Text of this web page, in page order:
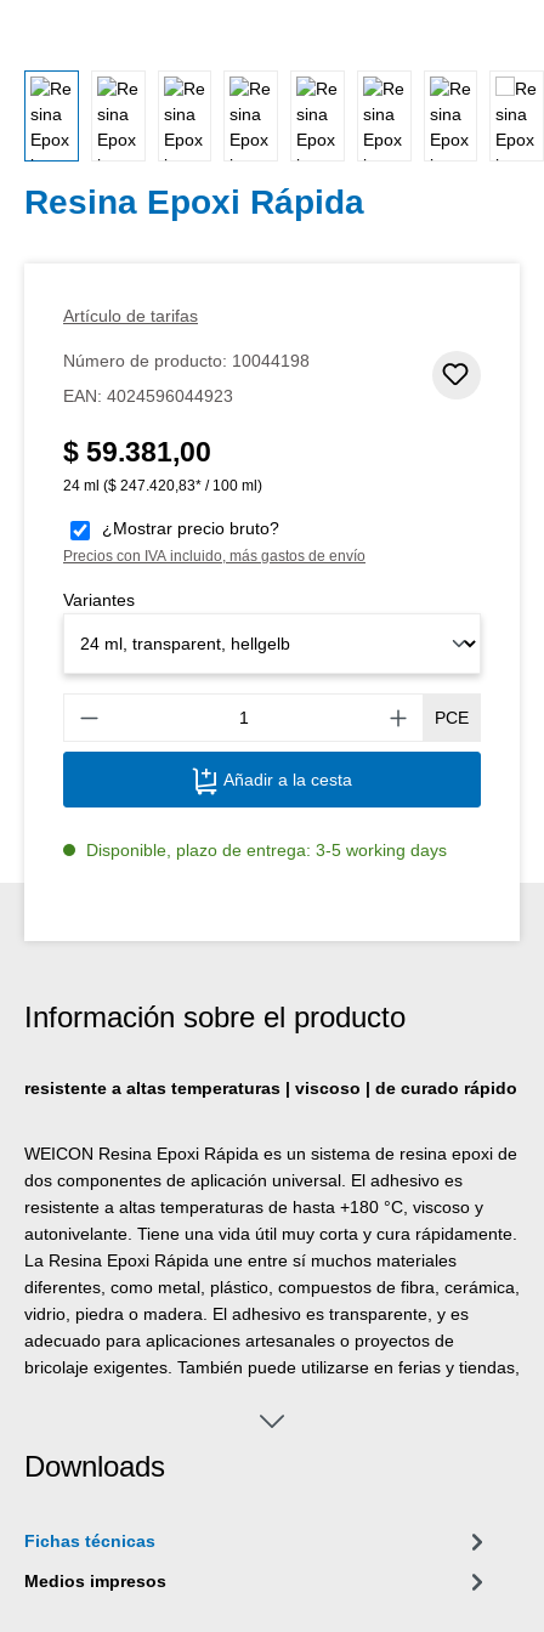
Resina Epoxi Rápida
Artículo de tarifas
Número de producto: 10044198
EAN: 4024596044923
Precio normal:
$ 59.381,00
24 ml ($ 247.420,83* / 100 ml)
¿Mostrar precio bruto?
Precios con IVA incluido, más gastos de envío
Variantes
PCE
Añadir a la cesta
Disponible, plazo de entrega: 3-5 working days
Información sobre el producto
resistente a altas temperaturas | viscoso | de curado rápido
WEICON Resina Epoxi Rápida es un sistema de resina epoxi de
dos componentes de aplicación universal. El adhesivo es
resistente a altas temperaturas de hasta +180 °C, viscoso y
autonivelante. Tiene una vida útil muy corta y cura rápidamente.
La Resina Epoxi Rápida une entre sí muchos materiales
diferentes, como metal, plástico, compuestos de fibra, cerámica,
vidrio, piedra o madera. El adhesivo es transparente, y es
adecuado para aplicaciones artesanales o proyectos de
bricolaje exigentes. También puede utilizarse en ferias y tiendas,
Downloads
Fichas técnicas
Medios impresos